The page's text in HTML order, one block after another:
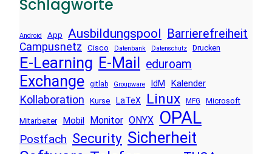
Schlagworte
Android App Ausbildungspool Barrierefreiheit
Campusnetz Cisco Datenbank Datenschutz Drucken
E-Learning E-Mail eduroam
Exchange gitlab Groupware IdM Kalender
Kollaboration Kurse LaTeX Linux MFG Microsoft
Mitarbeiter Mobil Monitor ONYX OPAL
Postfach Security Sicherheit